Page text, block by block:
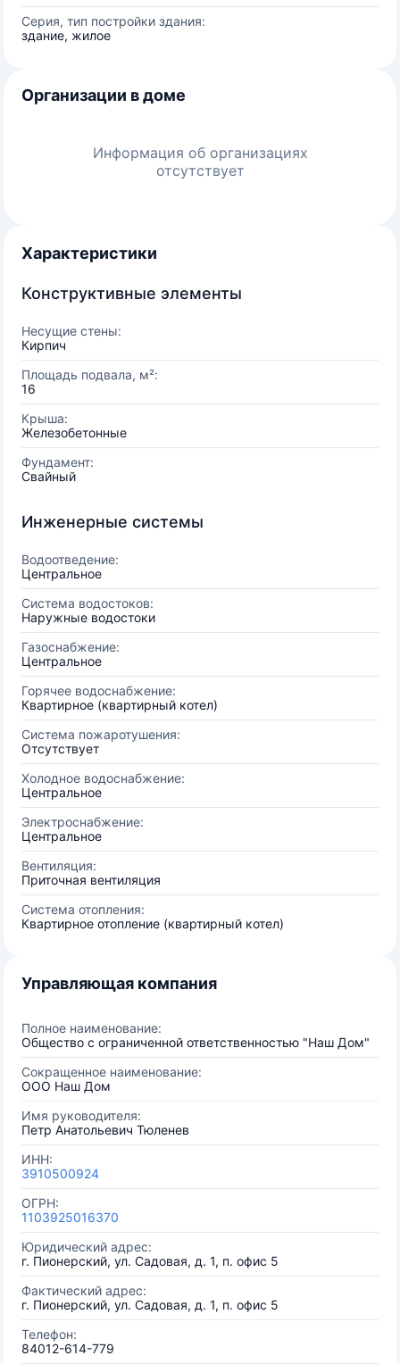
Серия, тип постройки здания:
здание, жилое
Организации в доме
Информация об организациях
отсутствует
Характеристики
Конструктивные элементы
Несущие стены:
Кирпич
Площадь подвала, м²:
16
Крыша:
Железобетонные
Фундамент:
Свайный
Инженерные системы
Водоотведение:
Центральное
Система водостоков:
Наружные водостоки
Газоснабжение:
Центральное
Горячее водоснабжение:
Квартирное (квартирный котел)
Система пожаротушения:
Отсутствует
Холодное водоснабжение:
Центральное
Электроснабжение:
Центральное
Вентиляция:
Приточная вентиляция
Система отопления:
Квартирное отопление (квартирный котел)
Управляющая компания
Полное наименование:
Общество с ограниченной ответственностью "Наш Дом"
Сокращенное наименование:
ООО Наш Дом
Имя руководителя:
Петр Анатольевич Тюленев
ИНН:
3910500924
ОГРН:
1103925016370
Юридический адрес:
г. Пионерский, ул. Садовая, д. 1, п. офис 5
Фактический адрес:
г. Пионерский, ул. Садовая, д. 1, п. офис 5
Телефон:
84012-614-779